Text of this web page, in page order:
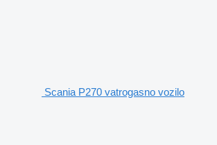
Scania P270 vatrogasno vozilo